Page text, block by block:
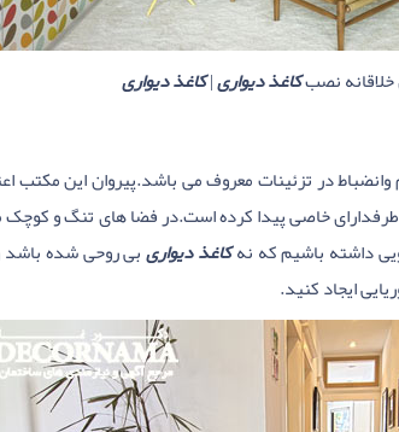
کاغذ دیواری|کاغذ دیواری
در تزئینات معروف می باشد.پیروان این مکتب
خاصی پیدا کرده است.در فضا های تنگ و کوچک
داشته باشیم که نهکاغذ دیواریبی روحی شده باشد
ایجاد کنید.